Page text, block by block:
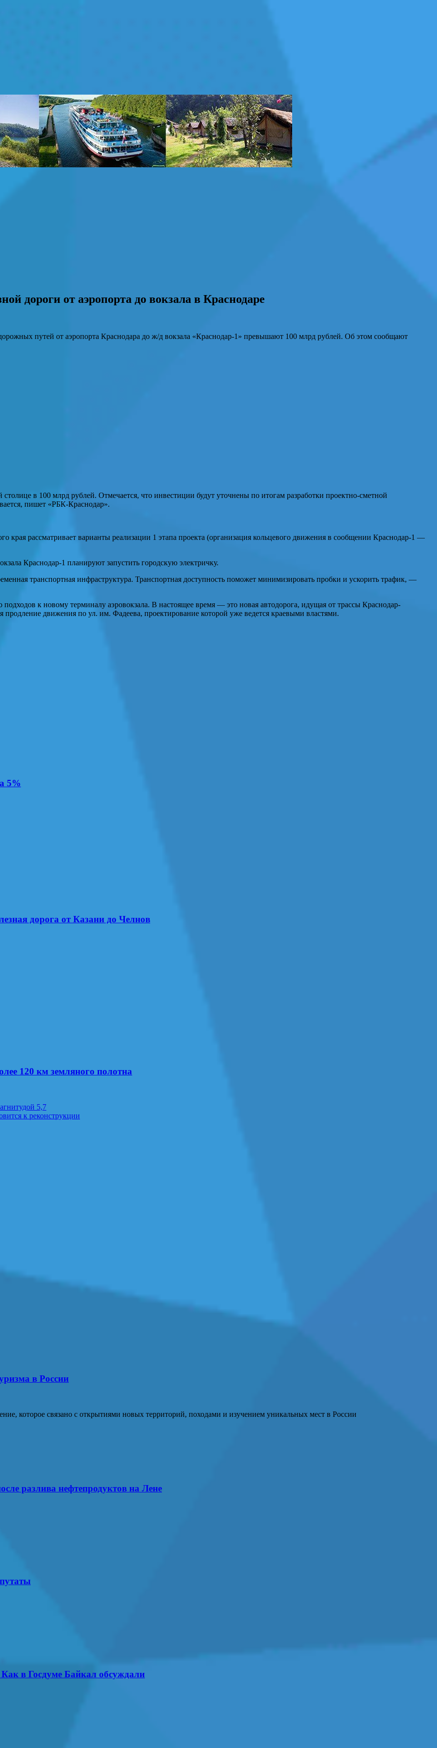
дороги от аэропорта до вокзала в Краснодаре
путей от аэропорта Краснодара до ж/д вокзала «Краснодар-1» превышают 100 млрд рублей. Об этом сообщают
столице в 100 млрд рублей. Отмечается, что инвестиции будут уточнены по итогам разработки проектно-сметной
пишет «РБК-Краснодар».
рассматривает варианты реализации 1 этапа проекта (организация кольцевого движения в сообщении Краснодар-1 —
Краснодар-1 планируют запустить городскую электричку.
транспортная инфраструктура. Транспортная доступность поможет минимизировать пробки и ускорить трафик, —
подходов к новому терминалу аэровокзала. В настоящее время — это новая автодорога, идущая от трассы Краснодар-
движения по ул. им. Фадеева, проектирование которой уже ведется краевыми властями.
5%
дорога от Казани до Челнов
120 км земляного полотна
5,7
к реконструкции
в России
которое связано с открытиями новых территорий, походами и изучением уникальных мест в России
разлива нефтепродуктов на Лене
в Госдуме Байкал обсуждали